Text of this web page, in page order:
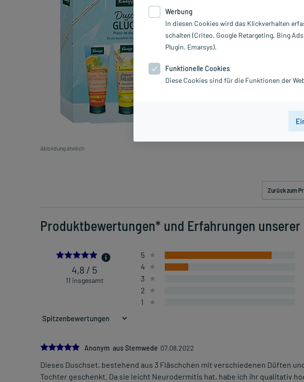
Abbildung ähnlich
Zurück zum
Produktbewertungen* und Erfahrungen unserer
4.818181818181818
4,8 / 5
11 insgesamt
5
4
3
2
1
5.0
Anonym aus Stemwede 07.08.2022
Dieses Duschset, bestehend aus 3 Fläschchen mit verschiedenen Düften
Tochter geschenkt. Da sie leicht Neurodermitis hat, habe ich ihr qualitativ
Werbung
In diesen Cookies wird das Klickverhalten
schalten (Criteo, Google Retargeting, Bing
Plugin, Emarsys).
Funktionelle Cookies
Diese Cookies sind für die Funktionen der